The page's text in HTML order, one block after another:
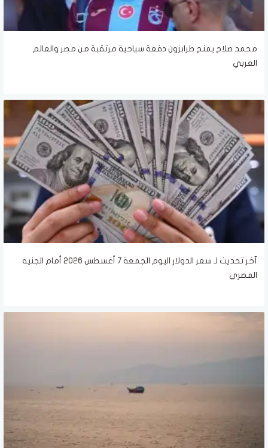
محمد صلاح يمنح طرابزون دفعة سياحية مرتقبة من مصر والعالم
العربي
آخر تحديث لـ سعر الدولار اليوم الجمعة 7 أغسطس 2026 أمام الجنيه
المصري